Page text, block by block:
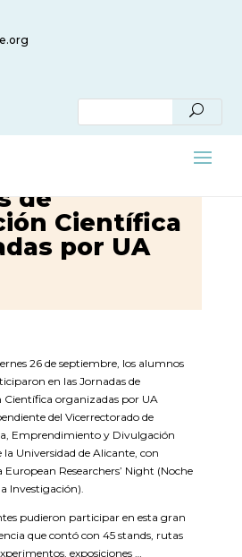
de
Científica
por UA
26 de septiembre, los alumnos
en las Jornadas de
Científica organizadas por UA
del Vicerrectorado de
Emprendimiento y Divulgación
la Universidad de Alicante, con
European Researchers’ Night (Noche
Investigación).
pudieron participar en esta gran
que contó con 45 stands, rutas
exposiciones …